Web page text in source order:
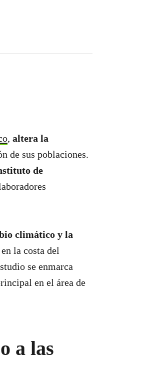
, altera la
de sus poblaciones.
de
climático y la
la costa del
se enmarca
en el área de
a las